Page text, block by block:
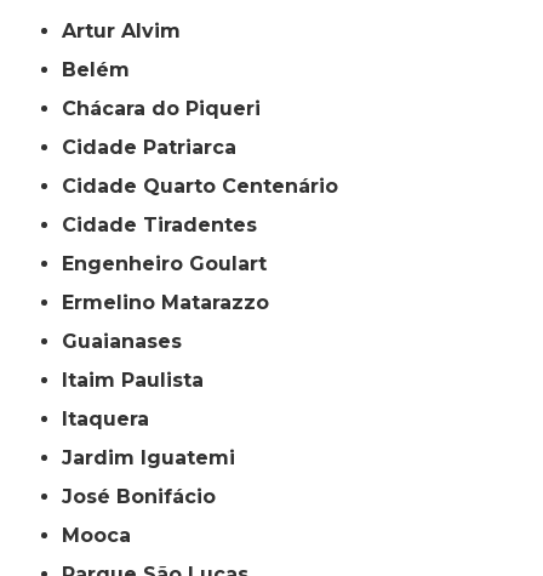
Artur Alvim
Belém
Chácara do Piqueri
Cidade Patriarca
Cidade Quarto Centenário
Cidade Tiradentes
Engenheiro Goulart
Ermelino Matarazzo
Guaianases
Itaim Paulista
Itaquera
Jardim Iguatemi
José Bonifácio
Mooca